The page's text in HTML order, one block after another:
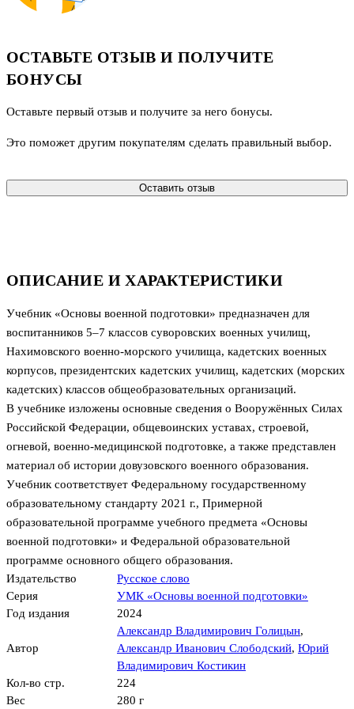
ОПИСАНИЕ И ХАРАКТЕРИСТИКИ
Учебник «Основы военной подготовки» предназначен для
воспитанников 5–7 классов суворовских военных училищ,
Нахимовского военно-морского училища, кадетских военных
корпусов, президентских кадетских училищ, кадетских (морских
кадетских) классов общеобразовательных организаций.
В учебнике изложены основные сведения о Вооружённых Силах
Российской Федерации, общевоинских уставах, строевой,
огневой, военно-медицинской подготовке, а также представлен
материал об истории довузовского военного образования.
Учебник соответствует Федеральному государственному
образовательному стандарту 2021 г., Примерной
образовательной программе учебного предмета «Основы
военной подготовки» и Федеральной образовательной
программе основного общего образования.
Издательство
Русское слово
Серия
УМК «Основы военной подготовки»
Год издания
2024
Автор
Александр Владимирович Голицын,
Александр Иванович Слободский, Юрий
Владимирович Костикин
Кол-во стр.
224
Вес
280 г
ОСТАВЬТЕ ОТЗЫВ И ПОЛУЧИТЕ
БОНУСЫ
Оставьте первый отзыв и получите за него бонусы.
Это поможет другим покупателям сделать правильный выбор.
Оставить отзыв